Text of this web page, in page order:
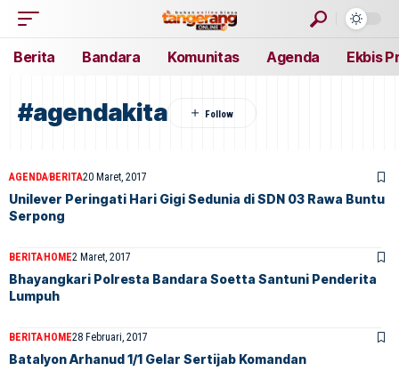
Berita Bandara Komunitas Agenda Ekbis
#agendakita
AGENDABERITA20 Maret, 2017
Unilever Peringati Hari Gigi Sedunia di SDN 03 Rawa Buntu
Serpong
BERITAHOME2 Maret, 2017
Bhayangkari Polresta Bandara Soetta Santuni Penderita
Lumpuh
BERITAHOME28 Februari, 2017
​Batalyon Arhanud 1/1 Gelar Sertijab Komandan